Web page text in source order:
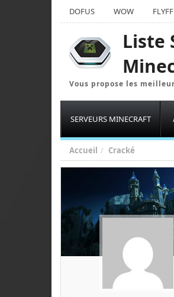
DOFUS WOW FLYFF
Liste
Vous propose les
SERVEURS MINECRAFT
Accueil Cracké